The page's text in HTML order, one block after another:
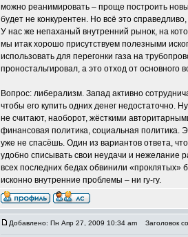
можно реанимировать – проще построить
будет не конкурентен. Но всё это
У нас же непаханый внутренний рынок, на
мы итак хорошо присутствуем полезными
использовать для перегонки газа на
проностальгировал, а это отход от основного
Вопрос: либерализм. Запад активно
чтобы его купить одних денег
не считают, наоборот, жёсткими
финансовая политика, социальная политика.
уже не спасёшь. Один из вариантов ответа,
удобно списывать свои неудачи и нежелание
всех последних бедах обвинили «проклятых»
исконно внутренние проблемы – ни гу-гу.
Добавлено: Пн Апр 27, 2009 10:34 am Заголовок